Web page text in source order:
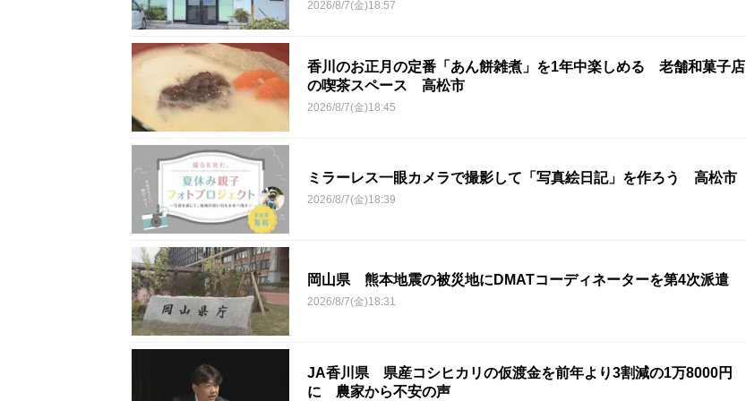
2026/8/7(金)18:57
香川のお正月の定番「あん餅雑煮」を1年中楽しめる 老舗和菓子店
の喫茶スペース 高松市
2026/8/7(金)18:45
ミラーレス一眼カメラで撮影して「写真絵日記」を作ろう 高松市
2026/8/7(金)18:39
岡山県 熊本地震の被災地にDMATコーディネーターを第4次派遣
2026/8/7(金)18:31
JA香川県 県産コシヒカリの仮渡金を前年より3割減の1万8000円
に 農家から不安の声